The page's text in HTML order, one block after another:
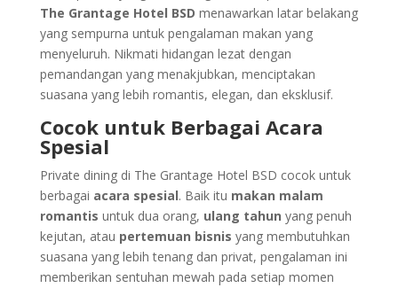
The Grantage Hotel BSD menawarkan latar belakang
yang sempurna untuk pengalaman makan yang
menyeluruh. Nikmati hidangan lezat dengan
pemandangan yang menakjubkan, menciptakan
suasana yang lebih romantis, elegan, dan eksklusif.
Cocok untuk Berbagai Acara
Spesial
Private dining di The Grantage Hotel BSD cocok untuk
berbagai acara spesial. Baik itu makan malam
romantis untuk dua orang, ulang tahun yang penuh
kejutan, atau pertemuan bisnis yang membutuhkan
suasana yang lebih tenang dan privat, pengalaman ini
memberikan sentuhan mewah pada setiap momen